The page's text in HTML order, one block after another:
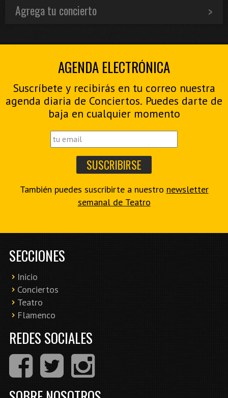
Agrega tu concierto
AGENDA ELECTRÓNICA
Suscríbete y recibirás en tu correo nuestra
agenda diaria de Conciertos. Puedes darte de
baja en cualquier momento
También puedes suscribirte a nuestro newsletter
semanal de Teatro
SECCIONES
Inicio
Conciertos
Teatro
Flamenco
REDES SOCIALES